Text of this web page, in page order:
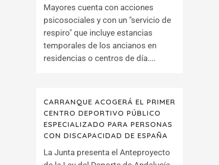
Mayores cuenta con acciones
psicosociales y con un "servicio de
respiro" que incluye estancias
temporales de los ancianos en
residencias o centros de día....
CARRANQUE ACOGERÁ EL PRIMER
CENTRO DEPORTIVO PÚBLICO
ESPECIALIZADO PARA PERSONAS
CON DISCAPACIDAD DE ESPAÑA
La Junta presenta el Anteproyecto